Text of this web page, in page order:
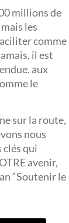
millions de
les
comme
il est
aux
le
sur la route,
nous
clés qui
avenir,
“Soutenir le